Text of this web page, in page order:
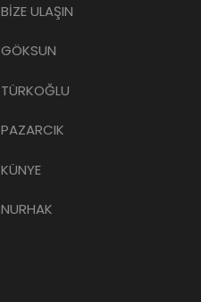
BİZE ULAŞIN
GÖKSUN
TÜRKOĞLU
PAZARCIK
KÜNYE
NURHAK